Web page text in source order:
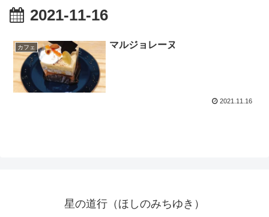
2021-11-16
カフェ マルジョレーヌ
2021.11.16
星の道行（ほしのみちゆき）